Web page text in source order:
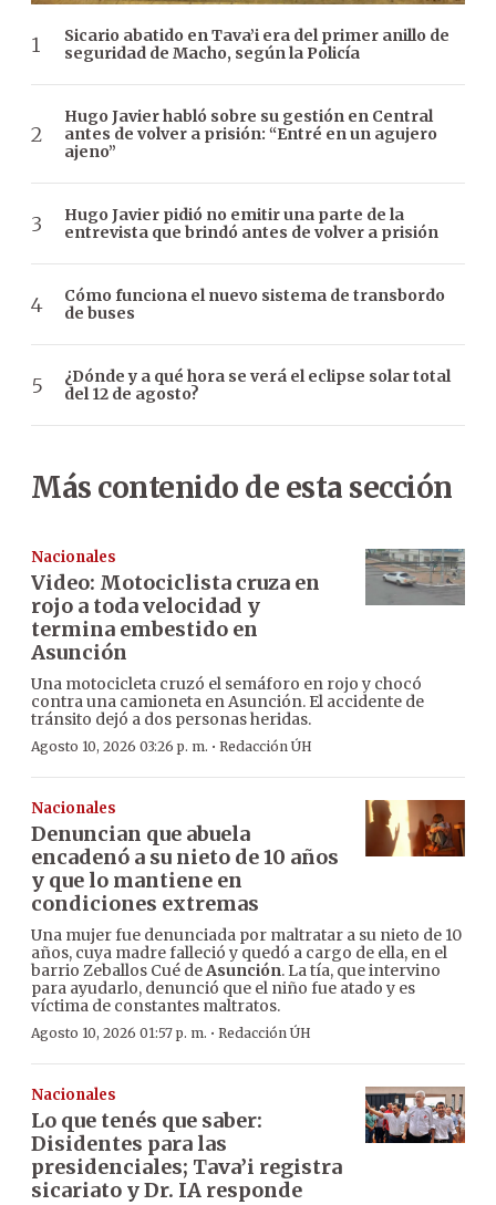
Sicario abatido en Tava’i era del primer anillo de
seguridad de Macho, según la Policía
Hugo Javier habló sobre su gestión en Central
antes de volver a prisión: “Entré en un agujero
ajeno”
Hugo Javier pidió no emitir una parte de la
entrevista que brindó antes de volver a prisión
Cómo funciona el nuevo sistema de transbordo
de buses
¿Dónde y a qué hora se verá el eclipse solar total
del 12 de agosto?
Más contenido de esta sección
Nacionales
Video: Motociclista cruza en
rojo a toda velocidad y
termina embestido en
Asunción
Una motocicleta cruzó el semáforo en rojo y chocó
contra una camioneta en Asunción. El accidente de
tránsito dejó a dos personas heridas.
Agosto 10, 2026 03:26 p. m. · Redacción ÚH
Nacionales
Denuncian que abuela
encadenó a su nieto de 10 años
y que lo mantiene en
condiciones extremas
Una mujer fue denunciada por maltratar a su nieto de 10
años, cuya madre falleció y quedó a cargo de ella, en el
barrio Zeballos Cué deAsunción. La tía, que intervino
para ayudarlo, denunció que el niño fue atado y es
víctima de constantes maltratos.
Agosto 10, 2026 01:57 p. m. · Redacción ÚH
Nacionales
Lo que tenés que saber:
Disidentes para las
presidenciales; Tava’i registra
sicariato y Dr. IA responde